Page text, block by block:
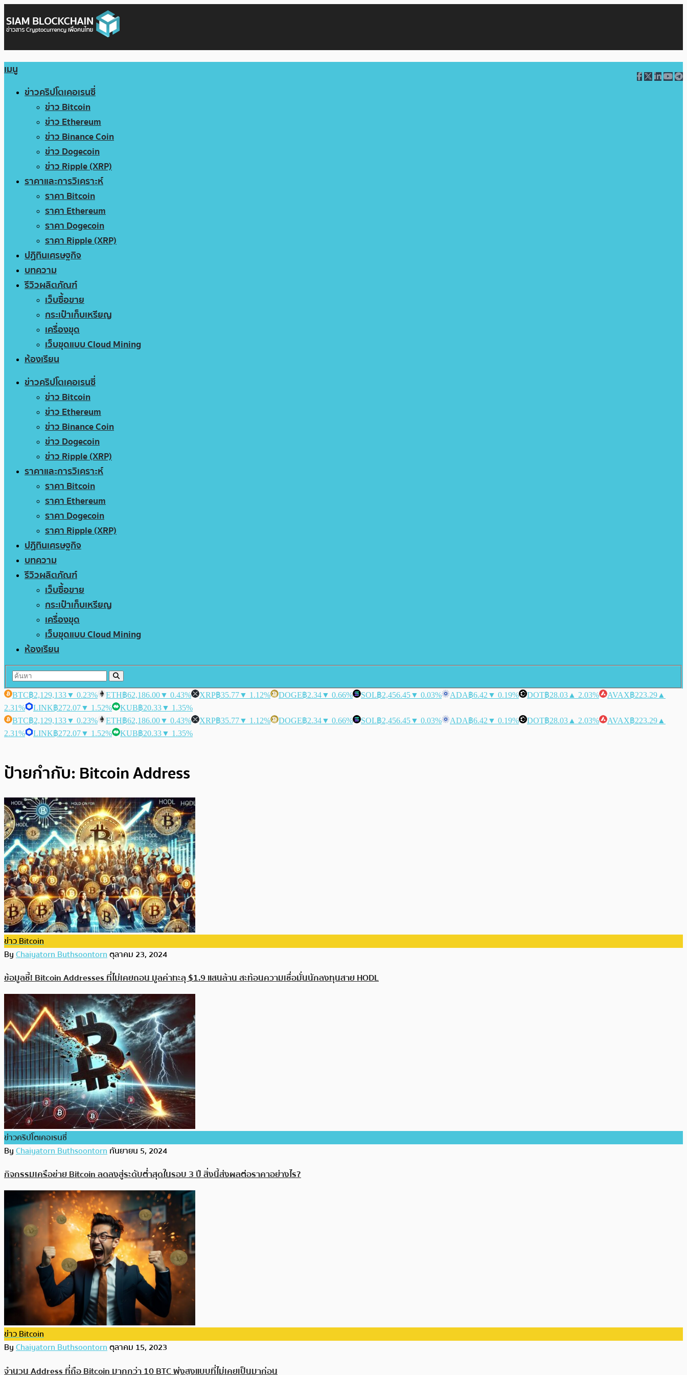
เมนู
ข่าวคริปโตเคอเรนซี่
ข่าว Bitcoin
ข่าว Ethereum
ข่าว Binance Coin
ข่าว Dogecoin
ข่าว Ripple (XRP)
ราคาและการวิเคราะห์
ราคา Bitcoin
ราคา Ethereum
ราคา Dogecoin
ราคา Ripple (XRP)
ปฏิทินเศรษฐกิจ
บทความ
รีวิวผลิตภัณฑ์
เว็บซื้อขาย
กระเป๋าเก็บเหรียญ
เครื่องขุด
เว็บขุดแบบ Cloud Mining
ห้องเรียน
ข่าวคริปโตเคอเรนซี่
ข่าว Bitcoin
ข่าว Ethereum
ข่าว Binance Coin
ข่าว Dogecoin
ข่าว Ripple (XRP)
ราคาและการวิเคราะห์
ราคา Bitcoin
ราคา Ethereum
ราคา Dogecoin
ราคา Ripple (XRP)
ปฏิทินเศรษฐกิจ
บทความ
รีวิวผลิตภัณฑ์
เว็บซื้อขาย
กระเป๋าเก็บเหรียญ
เครื่องขุด
เว็บขุดแบบ Cloud Mining
ห้องเรียน
BTC฿2,129,133▼ 0.23% ETH฿62,186.00▼ 0.43% XRP฿35.77▼ 1.12% DOGE฿2.34▼ 0.66% SOL฿2,456.45▼ 0.03% ADA฿6.42 ▼ 0.19% DOT฿28.03 ▲ 2.03% AVAX฿223.29 ▲
2.31%
LINK฿272.07▼ 1.52% KUB฿20.33▼ 1.35%
BTC฿2,129,133▼ 0.23% ETH฿62,186.00▼ 0.43% XRP฿35.77▼ 1.12% DOGE฿2.34▼ 0.66% SOL฿2,456.45▼ 0.03% ADA฿6.42 ▼ 0.19% DOT฿28.03 ▲ 2.03% AVAX฿223.29 ▲
2.31%
LINK฿272.07▼ 1.52% KUB฿20.33▼ 1.35%
ป้ายกำกับ: Bitcoin Address
ข่าว Bitcoin
ByChaiyatorn Buthsoontornตุลาคม 23, 2024
ข้อมูลชี้! Bitcoin Addresses ที่ไม่เคยถอน มูลค่าทะลุ $1.9 แสนล้าน สะท้อนความเชื่อมั่นนักลงทุนสาย HODL
ข่าวคริปโตเคอเรนซี่
ByChaiyatorn Buthsoontornกันยายน 5, 2024
กิจกรรมเครือข่าย Bitcoin ลดลงสู่ระดับต่ำสุดในรอบ 3 ปี สิ่งนี้ส่งผลต่อราคาอย่างไร?
ข่าว Bitcoin
ByChaiyatorn Buthsoontornตุลาคม 15, 2023
จำนวน Address ที่ถือ Bitcoin มากกว่า 10 BTC พุ่งสูงแบบที่ไม่เคยเป็นมาก่อน